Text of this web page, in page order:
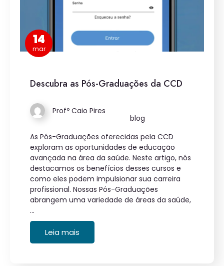
14
mar
Descubra as Pós-Graduações da CCD
Profº Caio Pires
blog
As Pós-Graduações oferecidas pela CCD
exploram as oportunidades de educação
avançada na área da saúde. Neste artigo, nós
destacamos os benefícios desses cursos e
como eles podem impulsionar sua carreira
profissional. Nossas Pós-Graduações
abrangem uma variedade de áreas da saúde,
…
Leia mais